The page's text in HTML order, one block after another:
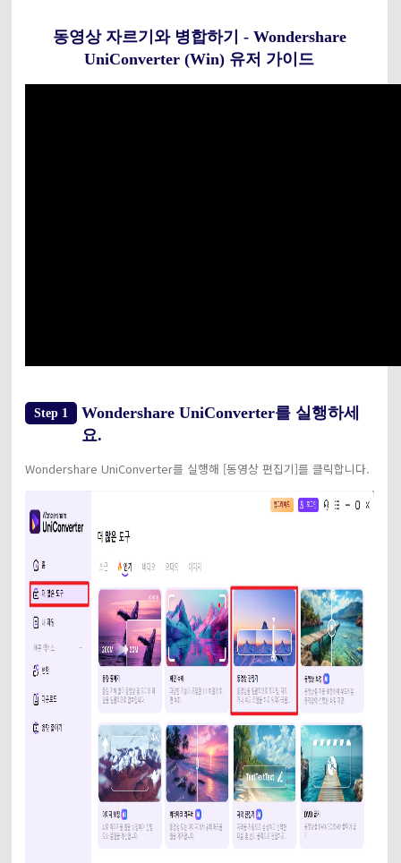
동영상 자르기와 병합하기 - Wondershare
UniConverter (Win) 유저 가이드
Step 1
Wondershare UniConverter를 실행하세
요.
Wondershare UniConverter를 실행해 [동영상 편집기]를 클릭합니다.